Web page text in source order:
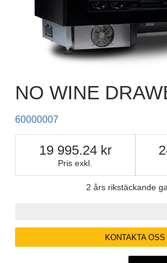
NO WINE
60000007
Pris exkl.
19 995.24
2 års rikstäckande
KONTAKTA OSS